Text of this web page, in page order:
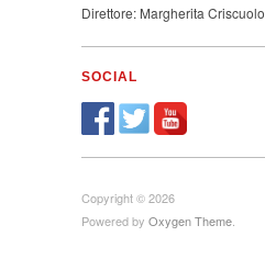
Direttore: Margherita Criscuolo
SOCIAL
Copyright © 2026
Powered by Oxygen Theme